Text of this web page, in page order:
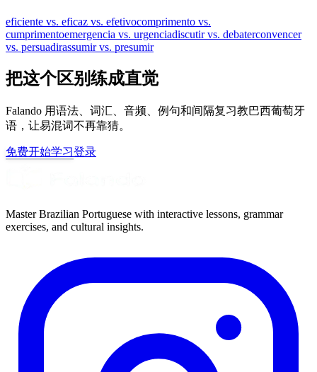
eficiente vs. eficaz vs. efetivocomprimento vs.
cumprimentoemergencia vs. urgenciadiscutir vs. debaterconvencer
vs. persuadirassumir vs. presumir
把这个区别练成直觉
Falando 用语法、词汇、音频、例句和间隔复习教巴西葡萄牙
语，让易混词不再靠猜。
免费开始学习登录
Master Brazilian Portuguese with interactive lessons, grammar
exercises, and cultural insights.